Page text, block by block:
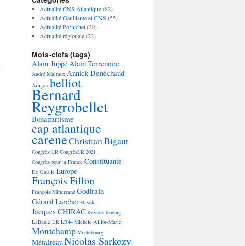
Actualité CNS Atlantique(82)
Actualité Gaullisme et CNS (55)
Actualité Pornichet(20)
Actualité régionale(22)
Mots-clefs (tags)
Alain JuppéAlain Terrenoire
André Malraux Annick Denéchaud
Aragon belliot
Bernard
Reygrobellet
Bonapartisme
cap atlantique
careneChristian Bigaut
Congrès LR CongrèsLR 2021
Congrès pour la France Constituante
De Gaulle Europe
François Fillon
François Mitterrand Godfrain
Gérard Larcher Hayek
Jacques CHIRAC Keynes Koenig
LaBaule LR LR44 Michèle Alliot-Marie
Montchamp Montebourg
MétaireauNicolas Sarkozy